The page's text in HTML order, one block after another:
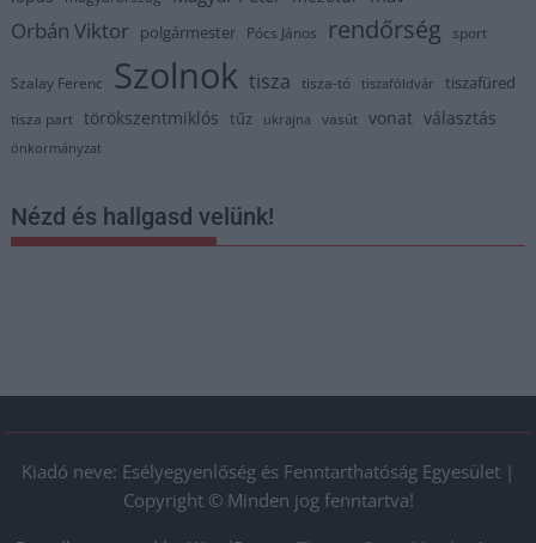
Orbán Viktor polgármester Pócs János rendőrség sport
Szalay Ferenc Szolnok tisza tisza-tó tiszaföldvár tiszafüred
tisza part törökszentmiklós tűz ukrajna vasút vonat választás
önkormányzat
Nézd és hallgasd velünk!
Kiadó neve: Esélyegyenlőség és Fenntarthatóság Egyesület |
Copyright © Minden jog fenntartva!